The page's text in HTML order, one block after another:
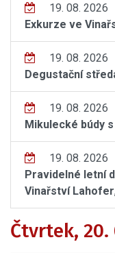
19. 08. 2026
Exkurze ve
19. 08. 2026
Degustační
19. 08. 2026
Mikulecké búdy
19. 08. 2026
Pravidelné letní
Vinařství Lahofer
Čtvrtek, 20.